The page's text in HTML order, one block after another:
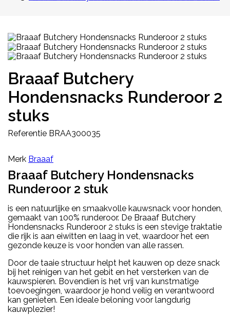
Braaaf Butchery
Hondensnacks Runderoor 2
stuks
Referentie BRAA300035
Merk Braaaf
Braaaf Butchery Hondensnacks
Runderoor 2 stuk
is een natuurlijke en smaakvolle kauwsnack voor honden,
gemaakt van 100% runderoor. De Braaaf Butchery
Hondensnacks Runderoor 2 stuks is een stevige traktatie
die rijk is aan eiwitten en laag in vet, waardoor het een
gezonde keuze is voor honden van alle rassen.
Door de taaie structuur helpt het kauwen op deze snack
bij het reinigen van het gebit en het versterken van de
kauwspieren. Bovendien is het vrij van kunstmatige
toevoegingen, waardoor je hond veilig en verantwoord
kan genieten. Een ideale beloning voor langdurig
kauwplezier!